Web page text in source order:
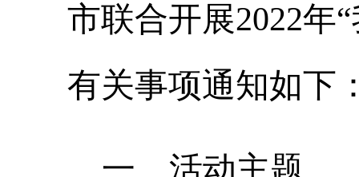
市联合开展2022年“
有关事项通知如下
一、活动主题